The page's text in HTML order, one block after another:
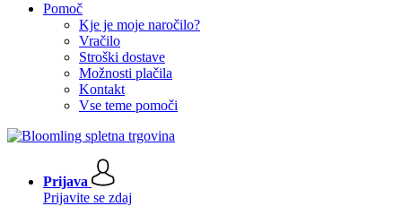
Pomoč
Kje je moje naročilo?
Vračilo
Stroški dostave
Možnosti plačila
Kontakt
Vse teme pomoči
Prijava
Prijavite se zdaj